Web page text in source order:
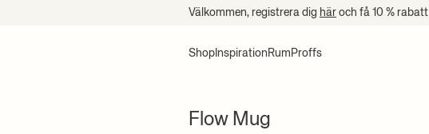
Välkommen, registrera dig häroch få 10 % rabatt
Shop Inspiration Rum Proffs
Flow Mug